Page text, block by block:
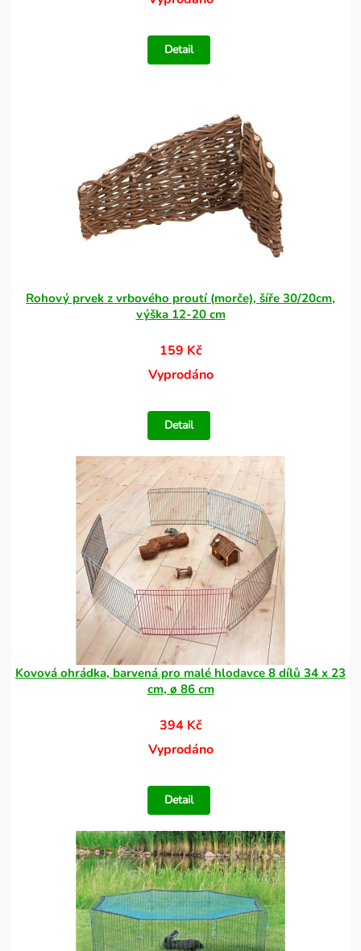
Detail
Rohový prvek z vrbového proutí (morče), šíře 30/20cm,
výška 12-20 cm
159 Kč
Vyprodáno
Detail
Kovová ohrádka, barvená pro malé hlodavce 8 dílů 34 x 23
cm, ø 86 cm
394 Kč
Vyprodáno
Detail